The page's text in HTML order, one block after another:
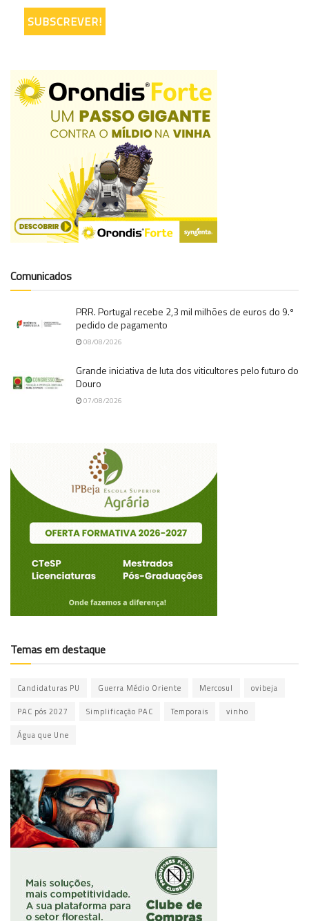
Comunicados
PRR. Portugal recebe 2,3 mil milhões de euros do 9.º
pedido de pagamento
08/08/2026
Grande iniciativa de luta dos viticultores pelo futuro do
Douro
07/08/2026
Temas em destaque
Candidaturas PU Guerra Médio Oriente Mercosul ovibeja
PAC pós 2027 Simplificação PAC Temporais vinho
Água que Une